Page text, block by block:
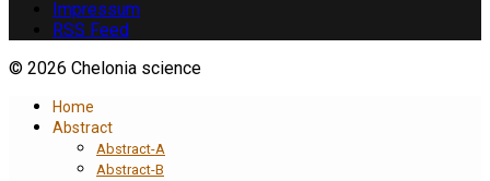
Impressum
RSS Feed
© 2026 Chelonia science
Home
Abstract
Abstract-A
Abstract-B